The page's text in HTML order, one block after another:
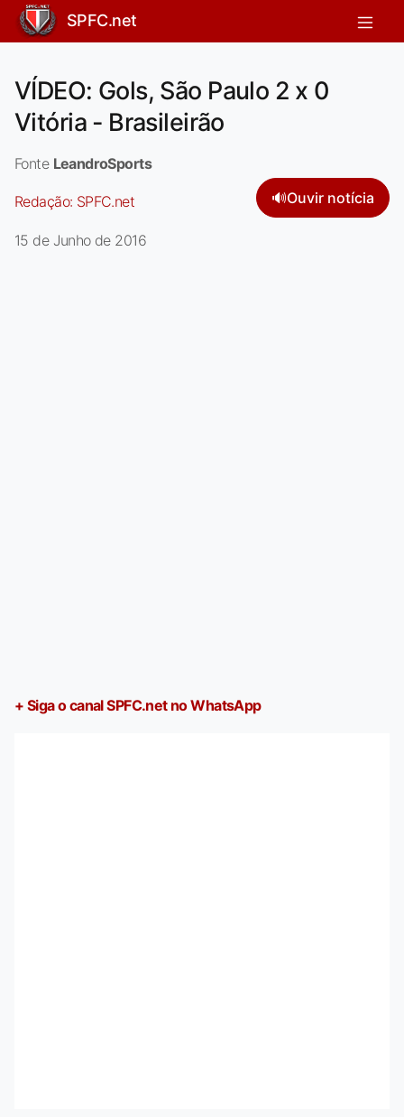
SPFC.net
VÍDEO: Gols, São Paulo 2 x 0
Vitória - Brasileirão
Fonte LeandroSports
Redação: SPFC.net 🔊Ouvir notícia
15 de Junho de 2016
+ Siga o canal SPFC.net no WhatsApp